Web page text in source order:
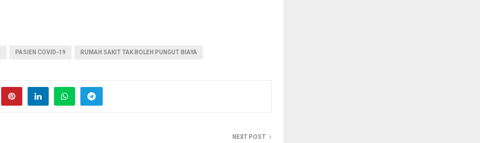
PASIEN COVID-19 RUMAH SAKIT TAK BOLEH PUNGUT BIAYA
NEXT POST